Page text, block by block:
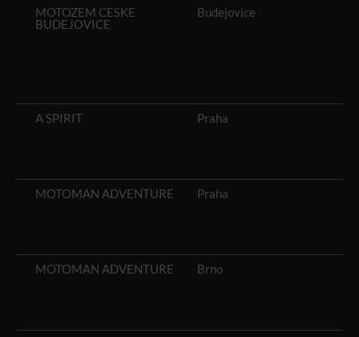
MOTOZEM CESKE
BUDEJOVICE
Budejovice
A SPIRIT Praha
MOTOMAN ADVENTURE Praha
MOTOMAN ADVENTURE Brno